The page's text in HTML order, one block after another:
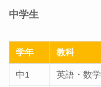
中学生
学年 教科
中1 英語・数学